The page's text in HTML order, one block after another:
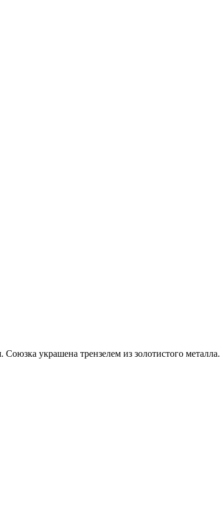
украшена трензелем из золотистого металла.